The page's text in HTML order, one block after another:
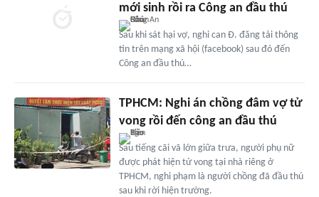
mới sinh rồi ra Công an đầu thú
Sau khi sát hại vợ, nghi can Đ. đăng tải thông
tin trên mạng xã hội (facebook) sau đó đến
Công an đầu thú…
TPHCM: Nghi án chồng đâm vợ tử
vong rồi đến công an đầu thú
Sau tiếng cãi vã lớn giữa trưa, người phụ nữ
được phát hiện tử vong tại nhà riêng ở
TPHCM, nghi phạm là người chồng đã đầu thú
sau khi rời hiện trường.